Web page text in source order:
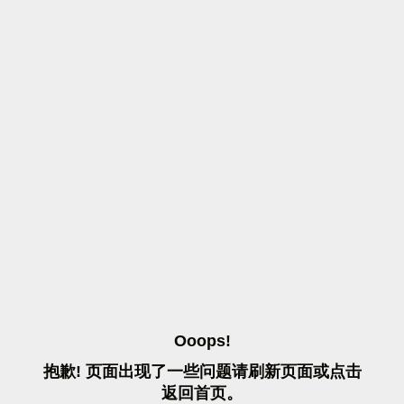
OOOPS!
抱歉! 页面出现了一些问题请刷 新页面或点击
返 回首页。